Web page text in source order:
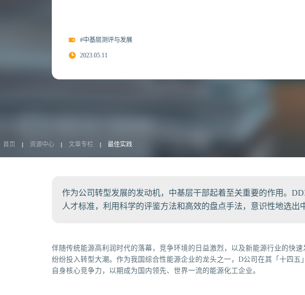
#中基层测评与发展
2023.05.11
首页 资源中心 文章专栏 最佳实践
作为公司转型发展的发动机，中基层干部起着至关重要的作用。
人才标准，利用科学的评鉴方法和高效的盘点手法，意识性地选出
伴随传统能源高利润时代的落幕，竞争环境的日益激烈，以及新能源行业的快
纷纷投入转型大潮。作为我国综合性能源企业的龙头之一，D公司在其「十四
自身核心竞争力，以期成为国内领先、世界一流的能源化工企业。